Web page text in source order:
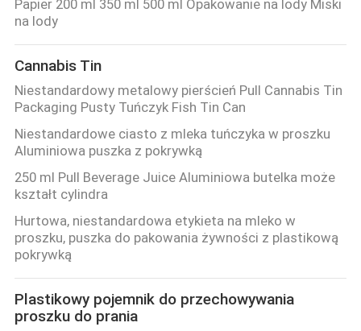
Papier 200 ml 350 ml 500 ml Opakowanie na lody Miski
na lody
Cannabis Tin
Niestandardowy metalowy pierścień Pull Cannabis Tin
Packaging Pusty Tuńczyk Fish Tin Can
Niestandardowe ciasto z mleka tuńczyka w proszku
Aluminiowa puszka z pokrywką
250 ml Pull Beverage Juice Aluminiowa butelka może
kształt cylindra
Hurtowa, niestandardowa etykieta na mleko w
proszku, puszka do pakowania żywności z plastikową
pokrywką
Plastikowy pojemnik do przechowywania
proszku do prania